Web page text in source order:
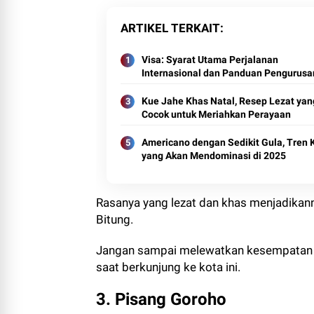
ARTIKEL TERKAIT
Visa: Syarat Utama Perjalanan
Internasional dan Panduan
Kue Jahe Khas Natal, Resep Lezat
Cocok untuk Meriahkan Perayaan
Americano dengan Sedikit Gula, Tren
yang Akan Mendominasi di 2025
Rasanya yang lezat dan khas
Bitung.
Jangan sampai melewatkan
saat berkunjung ke kota ini.
3. Pisang Goroho